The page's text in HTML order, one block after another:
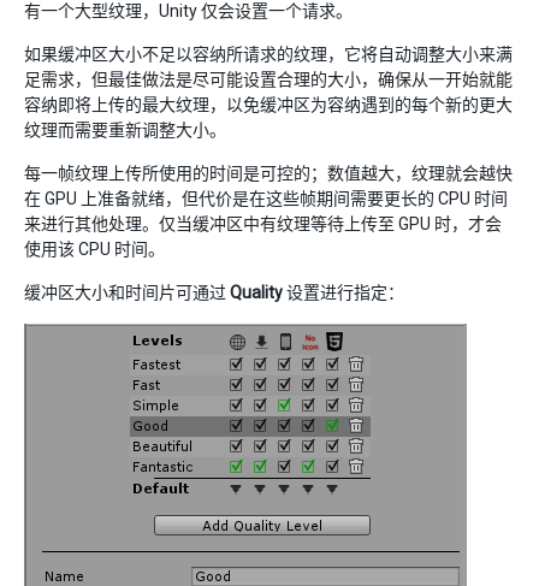
有一个大型纹理，Unity 仅会设置一个请求。
如果缓冲区大小不足以容纳所请求的纹理，它将自动调整大小来满
足需求，但最佳做法是尽可能设置合理的大小，确保从一开始就能
容纳即将上传的最大纹理，以免缓冲区为容纳遇到的每个新的更大
纹理而需要重新调整大小。
每一帧纹理上传所使用的时间是可控的；数值越大，纹理就会越快
在 GPU 上准备就绪，但代价是在这些帧期间需要更长的 CPU 时间
来进行其他处理。仅当缓冲区中有纹理等待上传至 GPU 时，才会
使用该 CPU 时间。
缓冲区大小和时间片可通过 Quality设置进行指定：